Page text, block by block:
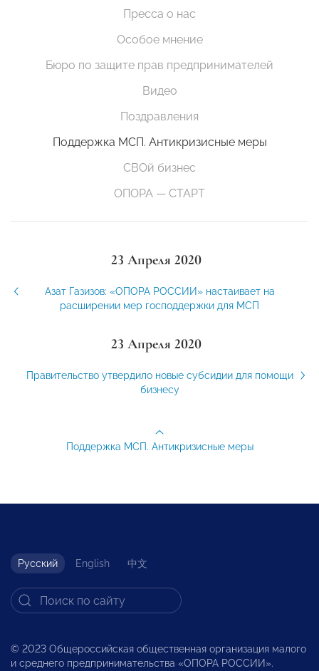
Пресса о нас
Особое мнение
Бюро по защите прав предпринимателей
Видео
Поздравления
Поддержка МСП. Антикризисные меры
СВОй бизнес
ОПОРА — СТАРТ
23 Апреля 2020
Азат Газизов: «ОПОРА РОССИИ» настаивает на
расширении мер господдержки для МСП
23 Апреля 2020
Правительство утвердило новые субсидии для помощи
бизнесу
Поддержка МСП. Антикризисные меры
Русский English 中文
© 2023 Общероссийская общественная организация малого
и среднего предпринимательства «ОПОРА РОССИИ».